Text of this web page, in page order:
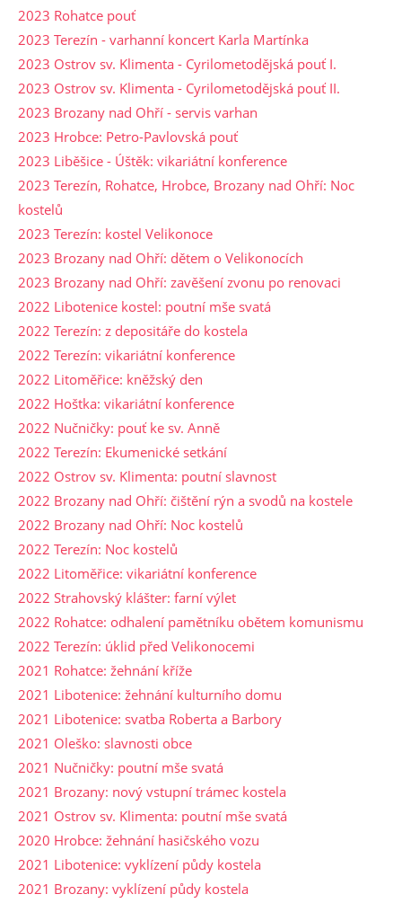
2023 Rohatce pouť
2023 Terezín - varhanní koncert Karla Martínka
2023 Ostrov sv. Klimenta - Cyrilometodějská pouť I.
2023 Ostrov sv. Klimenta - Cyrilometodějská pouť II.
2023 Brozany nad Ohří - servis varhan
2023 Hrobce: Petro-Pavlovská pouť
2023 Liběšice - Úštěk: vikariátní konference
2023 Terezín, Rohatce, Hrobce, Brozany nad Ohří: Noc
kostelů
2023 Terezín: kostel Velikonoce
2023 Brozany nad Ohří: dětem o Velikonocích
2023 Brozany nad Ohří: zavěšení zvonu po renovaci
2022 Libotenice kostel: poutní mše svatá
2022 Terezín: z depositáře do kostela
2022 Terezín: vikariátní konference
2022 Litoměřice: kněžský den
2022 Hoštka: vikariátní konference
2022 Nučničky: pouť ke sv. Anně
2022 Terezín: Ekumenické setkání
2022 Ostrov sv. Klimenta: poutní slavnost
2022 Brozany nad Ohří: čištění rýn a svodů na kostele
2022 Brozany nad Ohří: Noc kostelů
2022 Terezín: Noc kostelů
2022 Litoměřice: vikariátní konference
2022 Strahovský klášter: farní výlet
2022 Rohatce: odhalení pamětníku obětem komunismu
2022 Terezín: úklid před Velikonocemi
2021 Rohatce: žehnání kříže
2021 Libotenice: žehnání kulturního domu
2021 Libotenice: svatba Roberta a Barbory
2021 Oleško: slavnosti obce
2021 Nučničky: poutní mše svatá
2021 Brozany: nový vstupní trámec kostela
2021 Ostrov sv. Klimenta: poutní mše svatá
2020 Hrobce: žehnání hasičského vozu
2021 Libotenice: vyklízení půdy kostela
2021 Brozany: vyklízení půdy kostela